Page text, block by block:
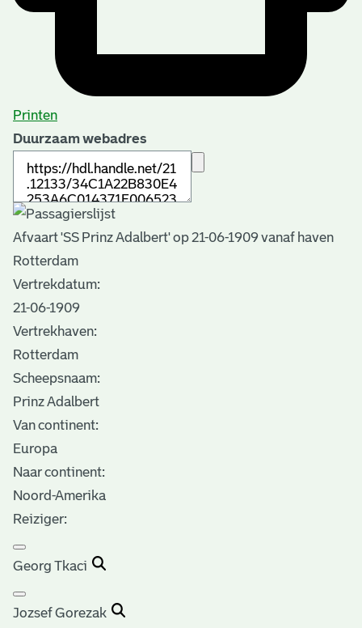
Printen
Duurzaam webadres
Afvaart 'SS Prinz Adalbert' op 21-06-1909 vanaf haven
Rotterdam
Vertrekdatum:
21-06-1909
Vertrekhaven:
Rotterdam
Scheepsnaam:
Prinz Adalbert
Van continent:
Europa
Naar continent:
Noord-Amerika
Reiziger:
Georg Tkaci
Jozsef Gorezak